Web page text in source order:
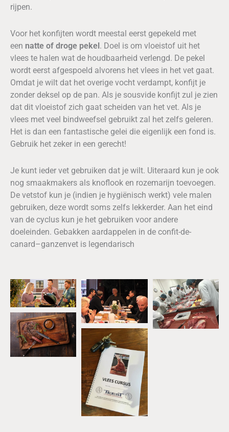
rijpen.
Voor het konfijten wordt meestal eerst gepekeld met
een natte of droge pekel. Doel is om vloeistof uit het
vlees te halen wat de houdbaarheid verlengd. De pekel
wordt eerst afgespoeld alvorens het vlees in het vet gaat.
Omdat je wilt dat het overige vocht verdampt, konfijt je
zonder deksel op de pan. Als je sousvide konfijt zul je zien
dat dit vloeistof zich gaat scheiden van het vet. Als je
vlees met veel bindweefsel gebruikt zal het zelfs geleren.
Het is dan een fantastische gelei die eigenlijk een fond is.
Gebruik het zeker in een gerecht!
Je kunt ieder vet gebruiken dat je wilt. Uiteraard kun je ook
nog smaakmakers als knoflook en rozemarijn toevoegen.
De vetstof kun je (indien je hygiënisch werkt) vele malen
gebruiken, deze wordt soms zelfs lekkerder. Aan het eind
van de cyclus kun je het gebruiken voor andere
doeleinden. Gebakken aardappelen in de confit-de-
canard–ganzenvet is legendarisch